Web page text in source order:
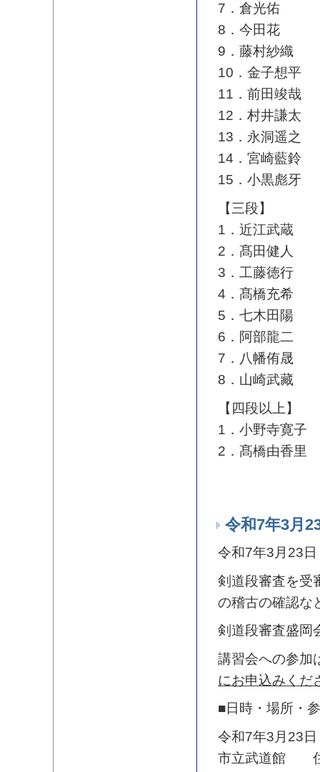
7．倉光佑
8．今田花
9．藤村紗織
10．金子想平
11．前田竣哉
12．村井謙太
13．永洞遥之
14．宮崎藍鈴
15．小黒彪牙
【三段】
1．近江武蔵
2．髙田健人
3．工藤徳行
4．髙橋充希
5．七木田陽
6．阿部龍二
7．八幡侑晟
8．山崎武藏
【四段以上】
1．小野寺寛子
2．髙橋由香里
令和7年3月
令和7年3月23
剣道段審査を受
の稽古の確認な
剣道段審査盛岡
講習会への参加
にお申込みくだ
■日時・場所・
令和7年3月23
市立武道館 住